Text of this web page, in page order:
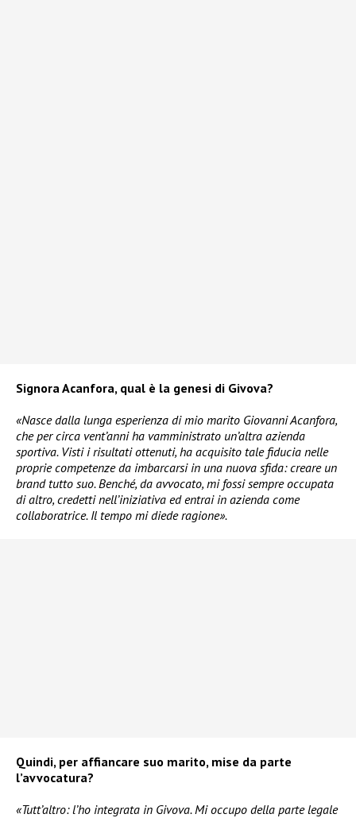
Signora Acanfora, qual è la genesi di Givova?
«Nasce dalla lunga esperienza di mio marito Giovanni Acanfora,
che per circa vent’anni ha vamministrato un’altra azienda
sportiva. Visti i risultati ottenuti, ha acquisito tale fiducia nelle
proprie competenze da imbarcarsi in una nuova sfida: creare un
brand tutto suo. Benché, da avvocato, mi fossi sempre occupata
di altro, credetti nell’iniziativa ed entrai in azienda come
collaboratrice. Il tempo mi diede ragione».
Quindi, per affiancare suo marito, mise da parte
l’avvocatura?
«Tutt’altro: l’ho integrata in Givova. Mi occupo della parte legale